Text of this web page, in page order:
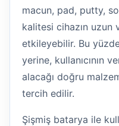
macun, pad, putty,
kalitesi cihazın uzun
etkileyebilir. Bu
yerine, kullanıcının
alacağı doğru
tercih edilir.
Şişmiş batarya ile